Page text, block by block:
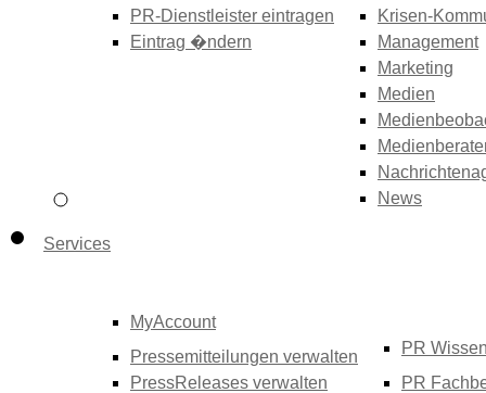
PR-Dienstleister eintragen
Eintrag �ndern
Krisen-
Management
Marketing
Medien
News
Services
MyAccount
Pressemitteilungen verwalten
PressReleases verwalten
PR
PR